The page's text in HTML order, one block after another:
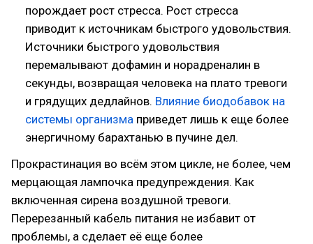
порождает рост стресса. Рост стресса
приводит к источникам быстрого удовольствия.
Источники быстрого удовольствия
перемалывают дофамин и норадреналин в
секунды, возвращая человека на плато тревоги
и грядущих дедлайнов. Влияние биодобавок на
системы организма приведет лишь к еще более
энергичному барахтанью в пучине дел.
Прокрастинация во всём этом цикле, не более, чем
мерцающая лампочка предупреждения. Как
включенная сирена воздушной тревоги.
Перерезанный кабель питания не избавит от
проблемы, а сделает её еще более